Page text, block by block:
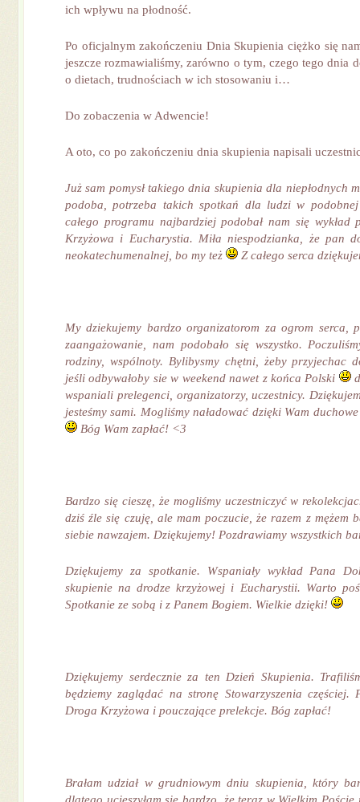
ich wpływu na płodność.
Po oficjalnym zakończeniu Dnia Skupienia ciężko się
jeszcze rozmawialiśmy, zarówno o tym, czego tego dnia
o dietach, trudnościach w ich stosowaniu i…
Do zobaczenia w Adwencie!
A oto, co po zakończeniu dnia skupienia napisali
Już sam pomysł takiego dnia skupienia dla niepłodnych
podoba, potrzeba takich spotkań dla ludzi w
całego programu najbardziej podobał nam się
Krzyżowa i Eucharystia. Miła niespodzianka, że pan
neokatechumenalnej, bo my też
Z całego serca
My dziekujemy bardzo organizatorom za ogrom serca,
zaangażowanie, nam podobało się wszystko.
rodziny, wspólnoty. Bylibysmy chętni, żeby przyjechac
jeśli odbywałoby sie w weekend nawet z końca Polski
wspaniali prelegenci, organizatorzy, uczestnicy.
jesteśmy sami. Mogliśmy naładować dzięki Wam
Bóg Wam zapłać! <3
Bardzo się cieszę, że mogliśmy uczestniczyć w
dziś źle się czuję, ale mam poczucie, że razem z mężem
siebie nawzajem. Dziękujemy! Pozdrawiamy wszystkich
Dziękujemy za spotkanie. Wspaniały wykład Pana
skupienie na drodze krzyżowej i Eucharystii. Warto
Spotkanie ze sobą i z Panem Bogiem. Wielkie dzięki!
Dziękujemy serdecznie za ten Dzień Skupienia.
będziemy zaglądać na stronę Stowarzyszenia częściej.
Droga Krzyżowa i pouczające prelekcje. Bóg zapłać!
Brałam udział w grudniowym dniu skupienia, który